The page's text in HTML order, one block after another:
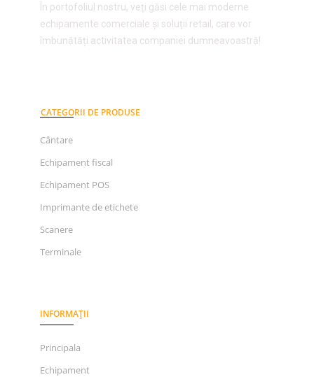
În portofoliul nostru, veți găsi cele mai moderne
echipamente comerciale și soluții retail, care vor
îmbunătăți activitatea companiei dumneavoastră!
CATEGORII DE PRODUSE
Cântare
Echipament fiscal
Echipament POS
Imprimante de etichete
Scanere
Terminale
INFORMAȚII
Principala
Echipament